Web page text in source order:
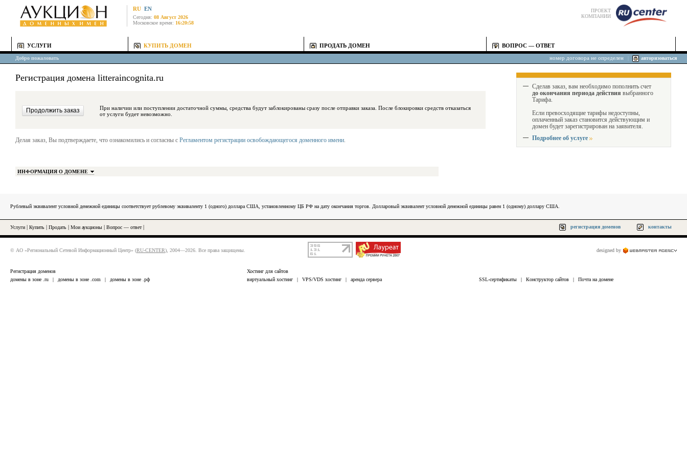
RU EN
Сегодня: 08 Август 2026
Московское время: 16:20:58
ПРОЕКТ
КОМПАНИИ
УСЛУГИ КУПИТЬ ДОМЕН ПРОДАТЬ ДОМЕН ВОПРОС — ОТВЕТ
Добро пожаловать номер договора не определен авторизоваться
Регистрация домена litteraincognita.ru
При наличии или поступлении достаточной суммы, средства будут заблокированы сразу после отправки заказа. После блокировки средств отказаться
от услуги будет невозможно.
Делая заказ, Вы подтверждаете, что ознакомились и согласны с Регламентом регистрации освобождающегося доменного имени.
ИНФОРМАЦИЯ О ДОМЕНЕ
Сделав заказ, вам необходимо пополнить счет
до окончания периода действия выбранного
Тарифа.
Если превосходящие тарифы недоступны,
оплаченный заказ становится действующим и
домен будет зарегистрирован на заявителя.
Подробнее об услуге
Рублевый эквивалент условной денежной единицы соответствует рублевому эквиваленту 1 (одного) доллара США, установленному ЦБ РФ на дату окончания торгов. Долларовый эквивалент условной денежной единицы равен 1 (одному) доллару США.
Услуги Купить Продать Мои аукционы Вопрос — ответ| регистрация доменов контакты
© АО «Региональный Сетевой Информационный Центр» (RU-CENTER), 2004—2026. Все права защищены. designed by
Регистрация доменов
домены в зоне .ru
| домены в зоне .com | домены в зоне .рф
Хостинг для сайтов
виртуальный хостинг
| VPS/VDS хостинг | аренда сервера SSL-сертификаты | Конструктор сайтов | Почта на домене